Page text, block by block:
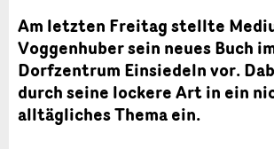
Am letzten Freitag stellte
Voggenhuber sein neues Buch
Dorfzentrum Einsiedeln vor.
durch seine lockere Art in ein
alltägliches Thema ein.